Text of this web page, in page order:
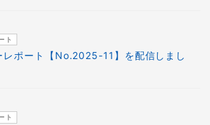
レポート【No.2025-11】を配信しまし
ト
ト